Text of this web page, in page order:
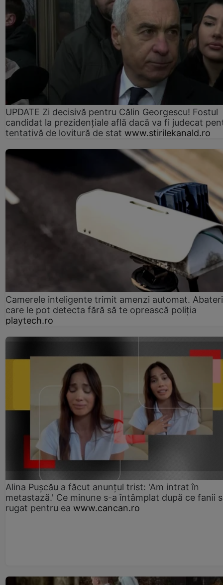
UPDATE Zi decisivă pentru Călin Georgescu! Fostul
candidat la prezidențiale află dacă va fi judecat
tentativă de lovitură de stat www.stirilekanald.ro
Camerele inteligente trimit amenzi automat.
care le pot detecta fără să te oprească poliția
playtech.ro
Alina Pușcău a făcut anunțul trist: 'Am intrat în
metastază.' Ce minune s-a întâmplat după ce fanii
rugat pentru ea www.cancan.ro